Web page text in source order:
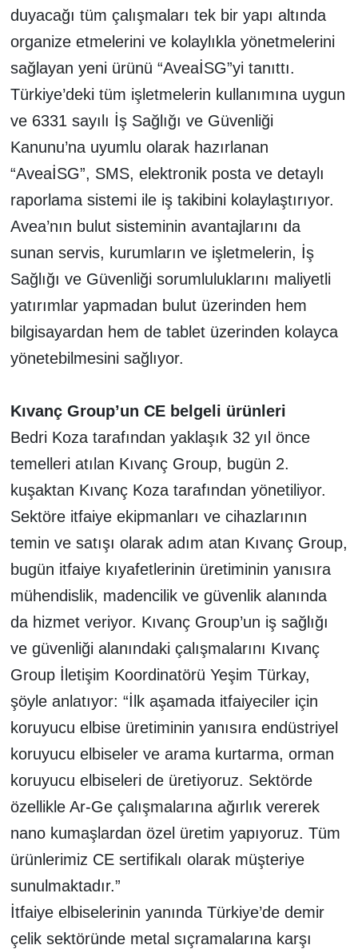
duyacağı tüm çalışmaları tek bir yapı altında
organize etmelerini ve kolaylıkla yönetmelerini
sağlayan yeni ürünü “AveaİSG”yi tanıttı.
Türkiye’deki tüm işletmelerin kullanımına uygun
ve 6331 sayılı İş Sağlığı ve Güvenliği
Kanunu’na uyumlu olarak hazırlanan
“AveaİSG”, SMS, elektronik posta ve detaylı
raporlama sistemi ile iş takibini kolaylaştırıyor.
Avea’nın bulut sisteminin avantajlarını da
sunan servis, kurumların ve işletmelerin, İş
Sağlığı ve Güvenliği sorumluluklarını maliyetli
yatırımlar yapmadan bulut üzerinden hem
bilgisayardan hem de tablet üzerinden kolayca
yönetebilmesini sağlıyor.
Kıvanç Group’un CE belgeli ürünleri
Bedri Koza tarafından yaklaşık 32 yıl önce
temelleri atılan Kıvanç Group, bugün 2.
kuşaktan Kıvanç Koza tarafından yönetiliyor.
Sektöre itfaiye ekipmanları ve cihazlarının
temin ve satışı olarak adım atan Kıvanç Group,
bugün itfaiye kıyafetlerinin üretiminin yanısıra
mühendislik, madencilik ve güvenlik alanında
da hizmet veriyor. Kıvanç Group’un iş sağlığı
ve güvenliği alanındaki çalışmalarını Kıvanç
Group İletişim Koordinatörü Yeşim Türkay,
şöyle anlatıyor: “İlk aşamada itfaiyeciler için
koruyucu elbise üretiminin yanısıra endüstriyel
koruyucu elbiseler ve arama kurtarma, orman
koruyucu elbiseleri de üretiyoruz. Sektörde
özellikle Ar-Ge çalışmalarına ağırlık vererek
nano kumaşlardan özel üretim yapıyoruz. Tüm
ürünlerimiz CE sertifikalı olarak müşteriye
sunulmaktadır.”
İtfaiye elbiselerinin yanında Türkiye’de demir
çelik sektöründe metal sıçramalarına karşı